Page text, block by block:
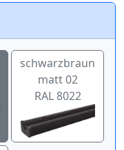
schwarzbraun
matt 02
RAL 8022